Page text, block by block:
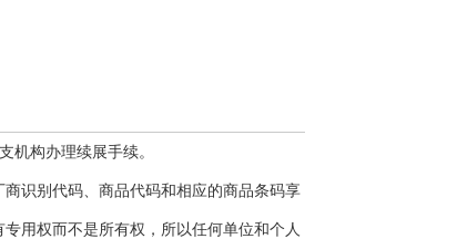
机构办理续展手续。
识别代码、商品代码和相应的商品条码享
用权而不是所有权，所以任何单位和个人